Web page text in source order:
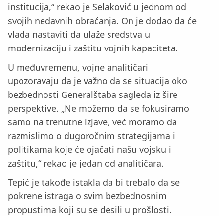
institucija,“ rekao je Selaković u jednom od
svojih nedavnih obraćanja. On je dodao da će
vlada nastaviti da ulaže sredstva u
modernizaciju i zaštitu vojnih kapaciteta.
U međuvremenu, vojne analitičari
upozoravaju da je važno da se situacija oko
bezbednosti Generalštaba sagleda iz šire
perspektive. „Ne možemo da se fokusiramo
samo na trenutne izjave, već moramo da
razmislimo o dugoročnim strategijama i
politikama koje će ojačati našu vojsku i
zaštitu,“ rekao je jedan od analitičara.
Tepić je takođe istakla da bi trebalo da se
pokrene istraga o svim bezbednosnim
propustima koji su se desili u prošlosti.